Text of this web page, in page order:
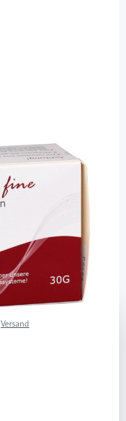
Versand